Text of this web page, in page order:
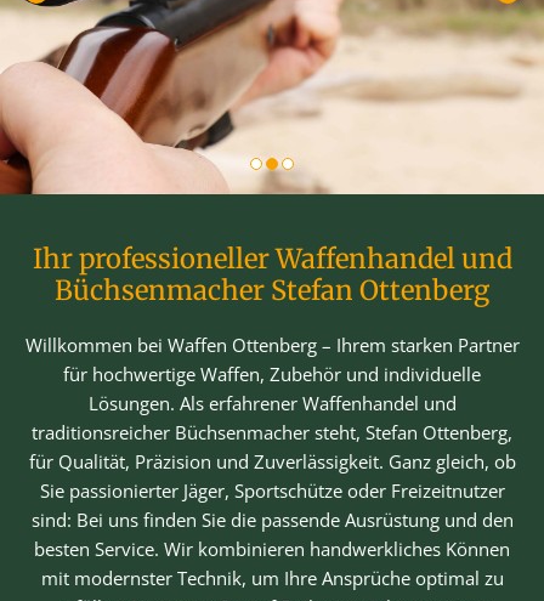
Ihr professioneller Waffenhandel und
Büchsenmacher Stefan Ottenberg
Willkommen bei Waffen Ottenberg – Ihrem starken Partner
für hochwertige Waffen, Zubehör und individuelle
Lösungen. Als erfahrener Waffenhandel und
traditionsreicher Büchsenmacher steht, Stefan Ottenberg,
für Qualität, Präzision und Zuverlässigkeit. Ganz gleich, ob
Sie passionierter Jäger, Sportschütze oder Freizeitnutzer
sind: Bei uns finden Sie die passende Ausrüstung und den
besten Service. Wir kombinieren handwerkliches Können
mit modernster Technik, um Ihre Ansprüche optimal zu